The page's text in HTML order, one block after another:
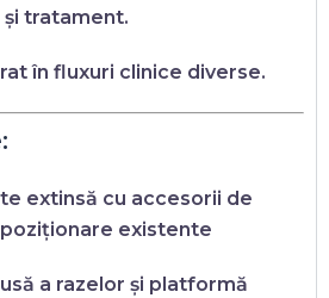
și tratament.
în fluxuri clinice diverse.
extinsă cu accesorii de
existente
a razelor și platformă